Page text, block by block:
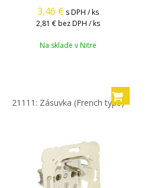
3,46 € s DPH / ks
2,81 € bez DPH / ks
Na sklade v Nitre
21111: Zásuvka (French type)